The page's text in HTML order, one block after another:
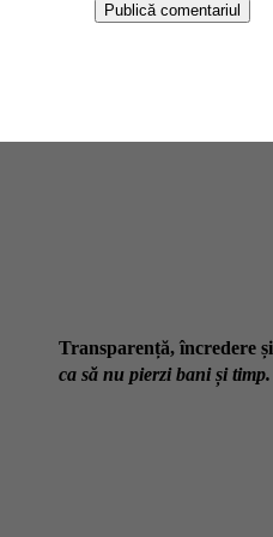
Transparență, încredere
ca să nu pierzi bani și timp.